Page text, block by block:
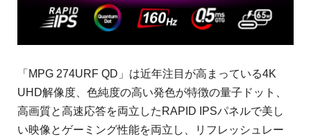
「MPG 274URF QD」は近年注目が高まっている4K
UHD解像度、色純度の高い発色が特徴の量子ドット、
高画質と高速応答を両立したRAPID IPSパネルで美し
い映像とゲーミング性能を両立し、リフレッシュレー